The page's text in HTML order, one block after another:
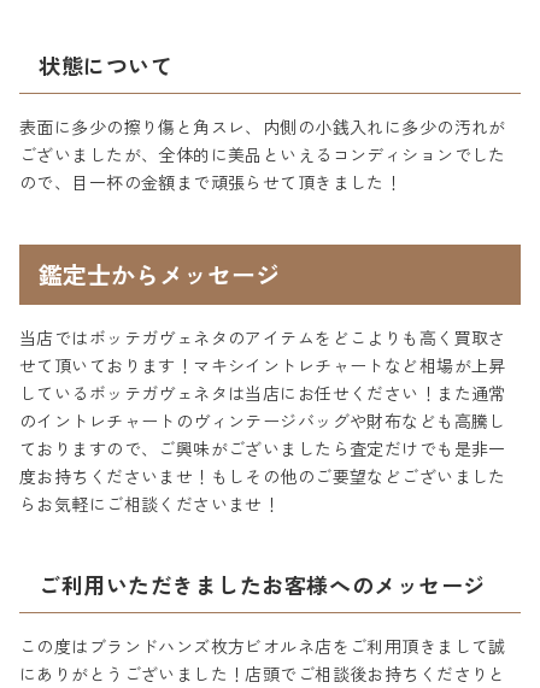
状態について
表面に多少の擦り傷と角スレ、内側の小銭入れに多少の汚れが
ございましたが、全体的に美品といえるコンディションでした
ので、目一杯の金額まで頑張らせて頂きました！
鑑定士からメッセージ
当店ではボッテガヴェネタのアイテムをどこよりも高く買取さ
せて頂いております！マキシイントレチャートなど相場が上昇
しているボッテガヴェネタは当店にお任せください！また通常
のイントレチャートのヴィンテージバッグや財布なども高騰し
ておりますので、ご興味がございましたら査定だけでも是非一
度お持ちくださいませ！もしその他のご要望などございました
らお気軽にご相談くださいませ！
ご利用いただきましたお客様へのメッセージ
この度はブランドハンズ枚方ビオルネ店をご利用頂きまして誠
にありがとうございました！店頭でご相談後お持ちくださりと